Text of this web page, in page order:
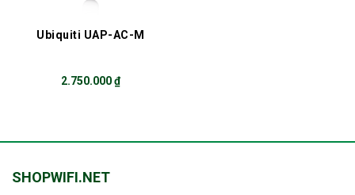
Ubiquiti UAP-AC-M
2.750.000₫
SHOPWIFI.NET